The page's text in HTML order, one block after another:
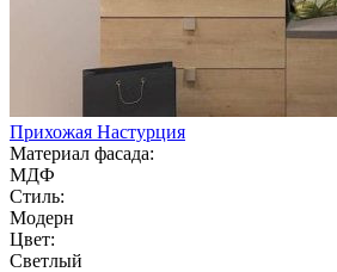
Прихожая Настурция
Материал фасада:
МДФ
Стиль:
Модерн
Цвет:
Светлый